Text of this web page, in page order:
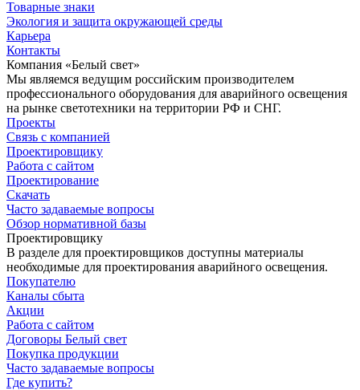
Товарные знаки
Экология и защита окружающей среды
Карьера
Контакты
Компания «Белый свет»
Мы являемся ведущим российским производителем
профессионального оборудования для аварийного освещения
на рынке светотехники на территории РФ и СНГ.
Проекты
Связь с компанией
Проектировщику
Работа с сайтом
Проектирование
Скачать
Часто задаваемые вопросы
Обзор нормативной базы
Проектировщику
В разделе для проектировщиков доступны материалы
необходимые для проектирования аварийного освещения.
Покупателю
Каналы сбыта
Акции
Работа с сайтом
Договоры Белый свет
Покупка продукции
Часто задаваемые вопросы
Где купить?